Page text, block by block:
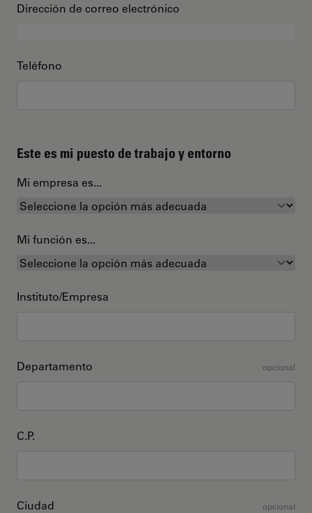
Dirección de correo electrónico
Teléfono
Este es mi puesto de trabajo y entorno
Mi empresa es...
Mi función es...
Instituto/Empresa
Departamento opcional
C.P.
Ciudad opcional